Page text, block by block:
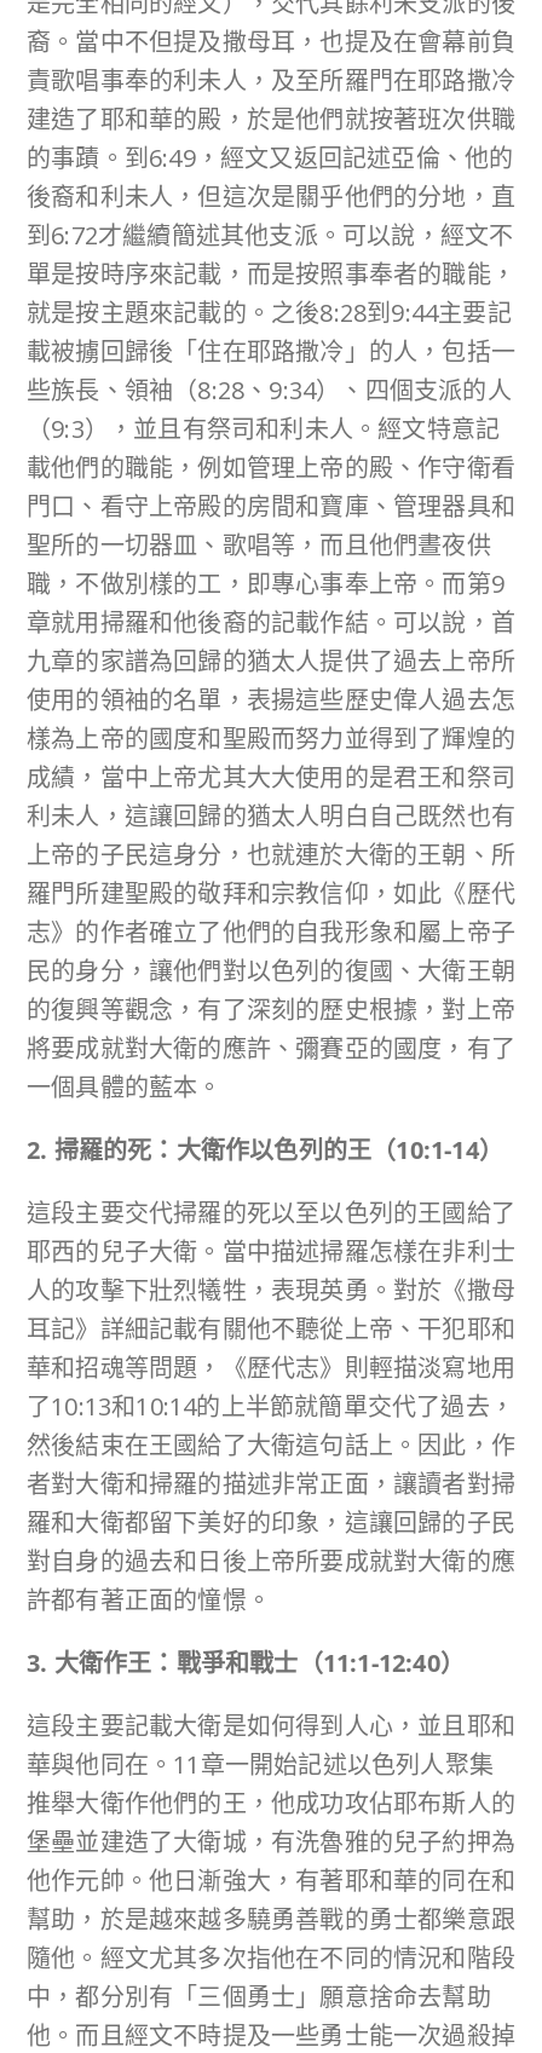
裔。當中不但提及撒母耳，也提及在會幕前負
責歌唱事奉的利未人，及至所羅門在耶路撒冷
建造了耶和華的殿，於是他們就按著班次供職
的事蹟。到6:49，經文又返回記述亞倫、他的
後裔和利未人，但這次是關乎他們的分地，直
到6:72才繼續簡述其他支派。可以說，經文不
單是按時序來記載，而是按照事奉者的職能，
就是按主題來記載的。之後8:28到9:44主要記
載被擄回歸後「住在耶路撒冷」的人，包括一
些族長、領袖（8:28、9:34）、四個支派的人
（9:3），並且有祭司和利未人。經文特意記
載他們的職能，例如管理上帝的殿、作守衛看
門口、看守上帝殿的房間和寶庫、管理器具和
聖所的一切器皿、歌唱等，而且他們晝夜供
職，不做別樣的工，即專心事奉上帝。而第9
章就用掃羅和他後裔的記載作結。可以說，首
九章的家譜為回歸的猶太人提供了過去上帝所
使用的領袖的名單，表揚這些歷史偉人過去怎
樣為上帝的國度和聖殿而努力並得到了輝煌的
成績，當中上帝尤其大大使用的是君王和祭司
利未人，這讓回歸的猶太人明白自己既然也有
上帝的子民這身分，也就連於大衛的王朝、所
羅門所建聖殿的敬拜和宗教信仰，如此《歷代
志》的作者確立了他們的自我形象和屬上帝子
民的身分，讓他們對以色列的復國、大衛王朝
的復興等觀念，有了深刻的歷史根據，對上帝
將要成就對大衛的應許、彌賽亞的國度，有了
一個具體的藍本。
2. 掃羅的死：大衛作以色列的王（10:1-14）
這段主要交代掃羅的死以至以色列的王國給了
耶西的兒子大衛。當中描述掃羅怎樣在非利士
人的攻擊下壯烈犧牲，表現英勇。對於《撒母
耳記》詳細記載有關他不聽從上帝、干犯耶和
華和招魂等問題，《歷代志》則輕描淡寫地用
了10:13和10:14的上半節就簡單交代了過去，
然後結束在王國給了大衛這句話上。因此，作
者對大衛和掃羅的描述非常正面，讓讀者對掃
羅和大衛都留下美好的印象，這讓回歸的子民
對自身的過去和日後上帝所要成就對大衛的應
許都有著正面的憧憬。
3. 大衛作王：戰爭和戰士（11:1-12:40）
這段主要記載大衛是如何得到人心，並且耶和
華與他同在。11章一開始記述以色列人聚集
推舉大衛作他們的王，他成功攻佔耶布斯人的
堡壘並建造了大衛城，有洗魯雅的兒子約押為
他作元帥。他日漸強大，有著耶和華的同在和
幫助，於是越來越多驍勇善戰的勇士都樂意跟
隨他。經文尤其多次指他在不同的情況和階段
中，都分別有「三個勇士」願意捨命去幫助
他。而且經文不時提及一些勇士能一次過殺掉